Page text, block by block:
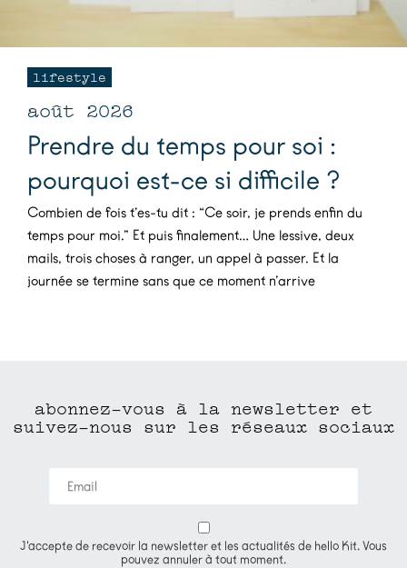
lifestyle
août 2026
Prendre du temps pour soi :
pourquoi est-ce si difficile ?
Combien de fois t’es-tu dit : “Ce soir, je prends enfin du
temps pour moi.” Et puis finalement… Une lessive, deux
mails, trois choses à ranger, un appel à passer. Et la
journée se termine sans que ce moment n’arrive
abonnez-vous à la newsletter et
suivez-nous sur les réseaux sociaux
J'accepte de recevoir la newsletter et les actualités de hello Kit. Vous
pouvez annuler à tout moment.